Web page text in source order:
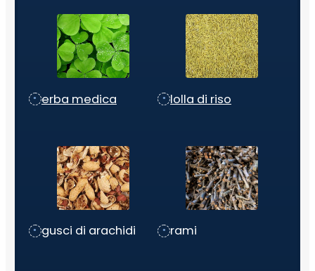
erba medica lolla di riso
gusci di arachidi rami